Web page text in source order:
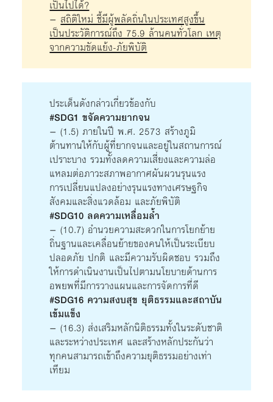
เป็นไปได้?
– สถิติใหม่ ชี้มีผู้พลัดถิ่นในประเทศสูงขึ้น
เป็นประวัติการณ์ถึง 75.9 ล้านคนทั่วโลก เหตุ
จากความขัดแย้ง-ภัยพิบัติ
ประเด็นดังกล่าวเกี่ยวข้องกับ
#SDG1 ขจัดความยากจน
– (1.5) ภายในปี พ.ศ. 2573 สร้างภูมิ
ต้านทานให้กับผู้ที่ยากจนและอยู่ในสถานการณ์
เปราะบาง รวมทั้งลดความเสี่ยงและความล่อ
แหลมต่อภาวะสภาพอากาศผันผวนรุนแรง
การเปลี่ยนแปลงอย่างรุนแรงทางเศรษฐกิจ
สังคมและสิ่งแวดล้อม และภัยพิบัติ
#SDG10 ลดความเหลื่อมล้ำ
– (10.7) อำนวยความสะดวกในการโยกย้าย
ถิ่นฐานและเคลื่อนย้ายของคนให้เป็นระเบียบ
ปลอดภัย ปกติ และมีความรับผิดชอบ รวมถึง
ให้การดำเนินงานเป็นไปตามนโยบายด้านการ
อพยพที่มีการวางแผนและการจัดการที่ดี
#SDG16 ความสงบสุข ยุติธรรมและสถาบัน
เข้มแข็ง
– (16.3) ส่งเสริมหลักนิติธรรมทั้งในระดับชาติ
และระหว่างประเทศ และสร้างหลักประกันว่า
ทุกคนสามารถเข้าถึงความยุติธรรมอย่างเท่า
เทียม